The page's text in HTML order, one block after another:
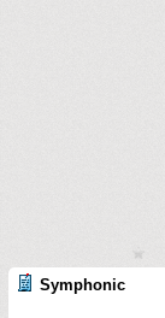
Symphonic